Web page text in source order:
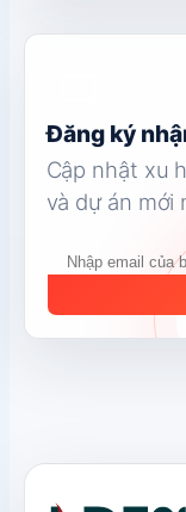
Đăng ký
Cập nhật xu
và dự án mới